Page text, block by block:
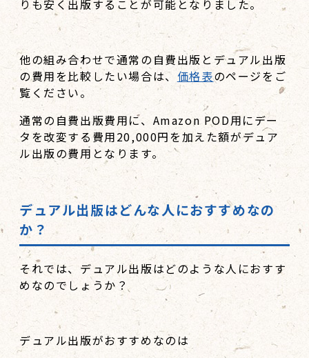
りも安く出版することが可能となりました。
他の組み合わせで通常の自費出版とデュアル出版
の費用を比較したい場合は、 価格表のページをご
覧ください。
通常の自費出版費用に、Amazon POD用にデー
タを改変する費用20,000円を加えた額がデュア
ル出版の費用となります。
デュアル出版はどんな人におすすめなの
か？
それでは、デュアル出版はどのような人におすす
めなのでしょうか？
デュアル出版がおすすめなのは